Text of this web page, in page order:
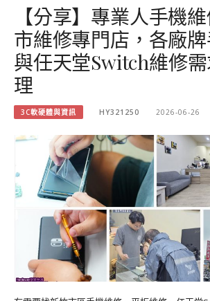
【分享】專業人手機
市維修專門店，各廠
與任天堂Switch維修
理
3C軟硬體與資訊 HY321250 2026-06-26